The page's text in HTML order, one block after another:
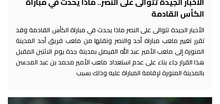
الكأس القادمة
الأخبار الجيدة تتوالى على النصر ماذا يحدث في مباراة الكأس القادمة وقد
تقرر تغيير ملعب مباراة أحد والنصر ونقلها من ملعب فريق أحد المدينة
المنورة إلى ملعب الأمير عبد الله الفيصل بمدينة جدة يوم الاثنين المقبل
هذا القرار جاء بناء على عدم استعداد ملعب الأمير محمد بن عبد المحسن
بالمدينة المنورة لإقامة المباراة عليه وذلك بسبب